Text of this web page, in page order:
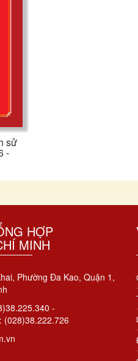
sử
-
HỢP
MINH
Phường Đa Kao, Quận 1,
-
(028)38.222.726